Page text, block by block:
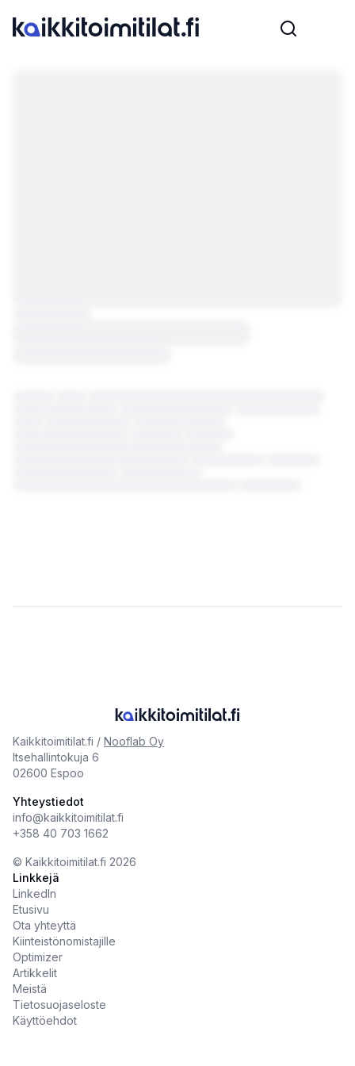
Kaikkitoimitilat.fi / Nooflab Oy
Itsehallintokuja 6
02600 Espoo
Yhteystiedot
info@kaikkitoimitilat.fi
+358 40 703 1662
©️ Kaikkitoimitilat.fi 2026
Linkkejä
LinkedIn
Etusivu
Ota yhteyttä
Kiinteistönomistajille
Optimizer
Artikkelit
Meistä
Tietosuojaseloste
Käyttöehdot